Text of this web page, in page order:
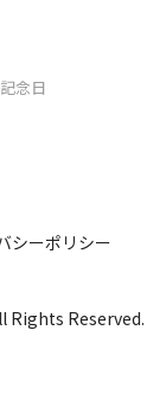
念日
シーポリシー
Rights Reserved.